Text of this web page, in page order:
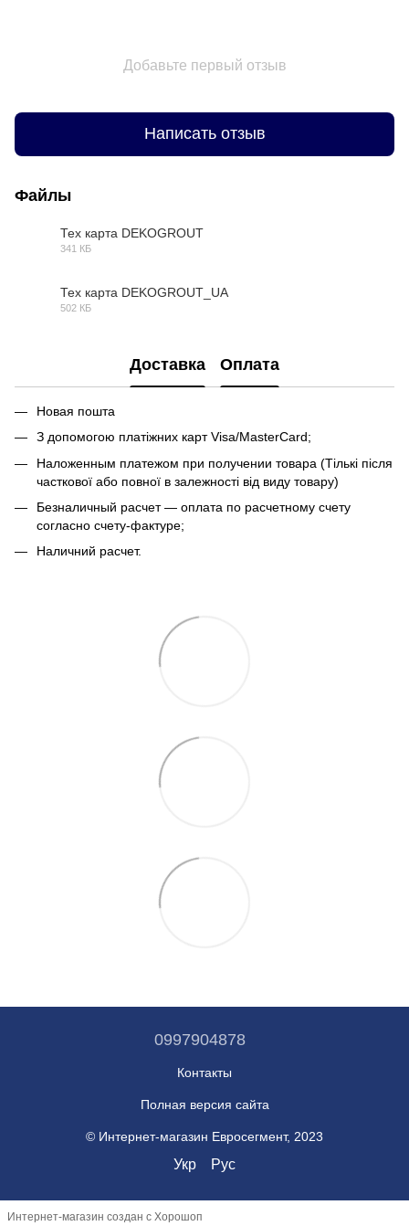
Добавьте первый отзыв
Написать отзыв
Файлы
Тех карта DEKOGROUT
341 КБ
Тех карта DEKOGROUT_UA
502 КБ
Доставка Оплата
Новая пошта
З допомогою платіжних карт Visa/MasterCard;
Наложенным платежом при получении товара (Тількі після
часткової або повної в залежності від виду товару)
Безналичный расчет — оплата по расчетному счету
согласно счету-фактуре;
Наличний расчет.
0997904878
Контакты
Полная версия сайта
© Интернет-магазин Евросегмент, 2023
Укр Рус
Интернет-магазин создан с Хорошоп